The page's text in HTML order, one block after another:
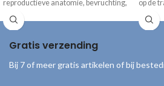
reproductieve anatomie, bevruchting,
ontwikkeling van de foetus,
veranderingen tijdens de
zwangerschap, geboorte en
verschijningsvormen van de baby. De
onderzijde kan zo worden gevouwen
op de
en
Gratis verzending
Bij 7 of meer gratis artikelen of bij